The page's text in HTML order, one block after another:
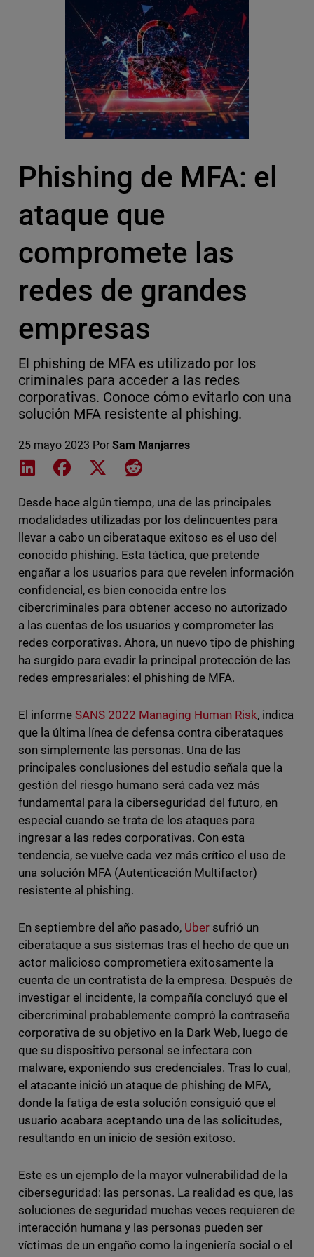
Phishing de MFA: el
ataque que
compromete las
redes de grandes
empresas
El phishing de MFA es utilizado por los
criminales para acceder a las redes
corporativas. Conoce cómo evitarlo con una
solución MFA resistente al phishing.
25 mayo 2023 Por Sam Manjarres
Share on LinkedIn
Share on Facebook
Share on XShare on Reddit
Desde hace algún tiempo, una de las principales
modalidades utilizadas por los delincuentes para
llevar a cabo un ciberataque exitoso es el uso del
conocido phishing. Esta táctica, que pretende
engañar a los usuarios para que revelen información
confidencial, es bien conocida entre los
cibercriminales para obtener acceso no autorizado
a las cuentas de los usuarios y comprometer las
redes corporativas. Ahora, un nuevo tipo de phishing
ha surgido para evadir la principal protección de las
redes empresariales: el phishing de MFA.
El informe SANS 2022 Managing Human Risk, indica
que la última línea de defensa contra ciberataques
son simplemente las personas. Una de las
principales conclusiones del estudio señala que la
gestión del riesgo humano será cada vez más
fundamental para la ciberseguridad del futuro, en
especial cuando se trata de los ataques para
ingresar a las redes corporativas. Con esta
tendencia, se vuelve cada vez más crítico el uso de
una solución MFA (Autenticación Multifactor)
resistente al phishing.
En septiembre del año pasado, Uber sufrió un
ciberataque a sus sistemas tras el hecho de que un
actor malicioso comprometiera exitosamente la
cuenta de un contratista de la empresa. Después de
investigar el incidente, la compañía concluyó que el
cibercriminal probablemente compró la contraseña
corporativa de su objetivo en la Dark Web, luego de
que su dispositivo personal se infectara con
malware, exponiendo sus credenciales. Tras lo cual,
el atacante inició un ataque de phishing de MFA,
donde la fatiga de esta solución consiguió que el
usuario acabara aceptando una de las solicitudes,
resultando en un inicio de sesión exitoso.
Este es un ejemplo de la mayor vulnerabilidad de la
ciberseguridad: las personas. La realidad es que, las
soluciones de seguridad muchas veces requieren de
interacción humana y las personas pueden ser
víctimas de un engaño como la ingeniería social o el